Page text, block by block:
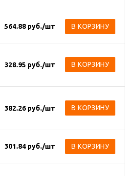
564.88 руб./шт В КОРЗИНУ
328.95 руб./шт В КОРЗИНУ
382.26 руб./шт В КОРЗИНУ
301.84 руб./шт В КОРЗИНУ